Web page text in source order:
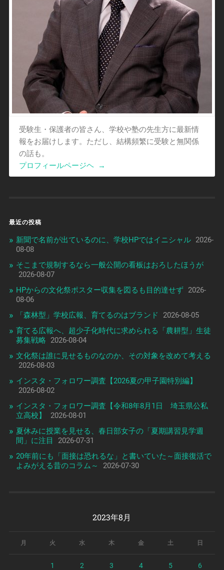
受験生・保護者の皆さん、学校や塾の先生方に最新情
報をお届けします。ただし、結構頻繁に受験と無関係
の話も。
プロフィールページヘ
→
最近の投稿
新聞で名前が出ているのに、学校HPではイニシャル 2026-
08-08
そこまで規制するなら一般公開の看板はおろしたほうが
2026-08-07
HPからの文化祭ポスター収集を図るも目的達せず 2026-
08-06
「森林型」学校広報、育てるのはブランド
2026-08-05
育てる広報へ、超少子化時代に求められる「農耕型」生徒
募集戦略
2026-08-04
文化祭は誰に見せるものなのか、その対象を改めて考える
2026-08-03
インスタ・フォロワー調査【2026夏の甲子園特別編】
2026-08-02
インスタ・フォロワー調査【令和8年8月1日 埼玉県公私
立高校】
2026-08-01
夏休みに授業を見せる、春日部女子の「夏期講習見学週
間」に注目
2026-07-31
20年前にも「面接は恐れるな」と書いていた～面接復活で
よみがえる昔のコラム～
2026-07-30
2023年8月
月 火 水 木 金 土 日
1 2 3 4 5 6